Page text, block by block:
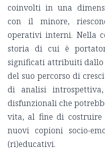
coinvolti in una
con il minore,
operativi interni. Nella
storia di cui è
significati attribuiti dallo
del suo percorso di
di analisi
disfunzionali che
vita, al fine di
nuovi copioni socio-
(ri)educativi.